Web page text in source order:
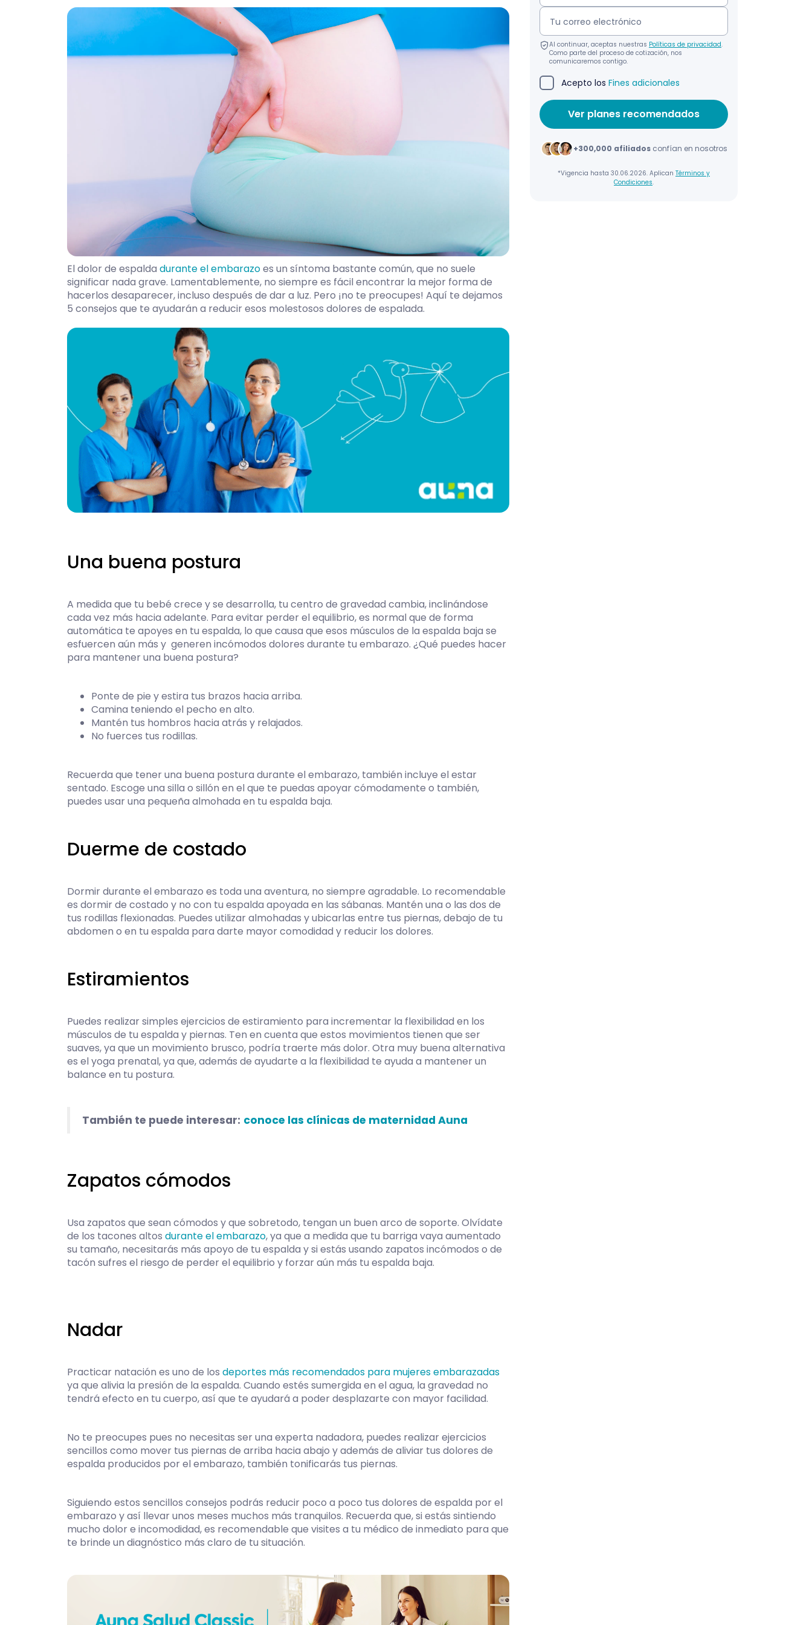
El dolor de espalda durante el embarazoes un síntoma bastante común, que no suele
significar nada grave. Lamentablemente, no siempre es fácil encontrar la mejor forma de
hacerlos desaparecer, incluso después de dar a luz. Pero ¡no te preocupes! Aquí te dejamos
5 consejos que te ayudarán a reducir esos molestosos dolores de espalada.
Una buena postura
A medida que tu bebé crece y se desarrolla, tu centro de gravedad cambia, inclinándose
cada vez más hacia adelante. Para evitar perder el equilibrio, es normal que de forma
automática te apoyes en tu espalda, lo que causa que esos músculos de la espalda baja se
esfuercen aún más y generen incómodos dolores durante tu embarazo. ¿Qué puedes hacer
para mantener una buena postura?
Ponte de pie y estira tus brazos hacia arriba.
Camina teniendo el pecho en alto.
Mantén tus hombros hacia atrás y relajados.
No fuerces tus rodillas.
Recuerda que tener una buena postura durante el embarazo, también incluye el estar
sentado. Escoge una silla o sillón en el que te puedas apoyar cómodamente o también,
puedes usar una pequeña almohada en tu espalda baja.
Duerme de costado
Dormir durante el embarazo es toda una aventura, no siempre agradable. Lo recomendable
es dormir de costado y no con tu espalda apoyada en las sábanas. Mantén una o las dos de
tus rodillas flexionadas. Puedes utilizar almohadas y ubicarlas entre tus piernas, debajo de tu
abdomen o en tu espalda para darte mayor comodidad y reducir los dolores.
Estiramientos
Puedes realizar simples ejercicios de estiramiento para incrementar la flexibilidad en los
músculos de tu espalda y piernas. Ten en cuenta que estos movimientos tienen que ser
suaves, ya que un movimiento brusco, podría traerte más dolor. Otra muy buena alternativa
es el yoga prenatal, ya que, además de ayudarte a la flexibilidad te ayuda a mantener un
balance en tu postura.
También te puede interesar: conoce las clínicas de maternidad Auna
Zapatos cómodos
Usa zapatos que sean cómodos y que sobretodo, tengan un buen arco de soporte. Olvídate
de los tacones altos durante el embarazo, ya que a medida que tu barriga vaya aumentado
su tamaño, necesitarás más apoyo de tu espalda y si estás usando zapatos incómodos o de
tacón sufres el riesgo de perder el equilibrio y forzar aún más tu espalda baja.
Nadar
Practicar natación es uno de los deportes más recomendados para mujeres embarazadas
ya que alivia la presión de la espalda. Cuando estés sumergida en el agua, la gravedad no
tendrá efecto en tu cuerpo, así que te ayudará a poder desplazarte con mayor facilidad.
No te preocupes pues no necesitas ser una experta nadadora, puedes realizar ejercicios
sencillos como mover tus piernas de arriba hacia abajo y además de aliviar tus dolores de
espalda producidos por el embarazo, también tonificarás tus piernas.
Siguiendo estos sencillos consejos podrás reducir poco a poco tus dolores de espalda por el
embarazo y así llevar unos meses muchos más tranquilos. Recuerda que, si estás sintiendo
mucho dolor e incomodidad, es recomendable que visites a tu médico de inmediato para que
te brinde un diagnóstico más claro de tu situación.
Al continuar, aceptas nuestras Políticas de privacidad.
Como parte del proceso de cotización, nos
comunicaremos contigo.
Acepto los Fines adicionales
+300,000 afiliadosconfían en nosotros
*Vigencia hasta 30.06.2026. Aplican Términos y
Condiciones.